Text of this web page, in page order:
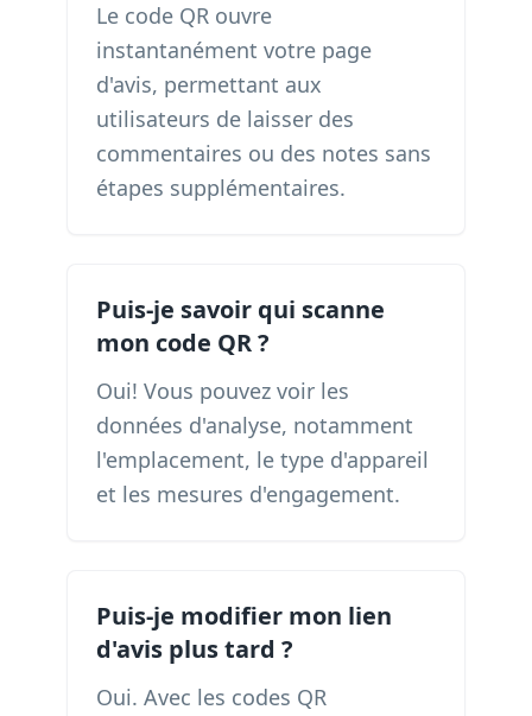
Le code QR ouvre
instantanément votre page
d'avis, permettant aux
utilisateurs de laisser des
commentaires ou des notes sans
étapes supplémentaires.
Puis-je savoir qui scanne
mon code QR ?
Oui! Vous pouvez voir les
données d'analyse, notamment
l'emplacement, le type d'appareil
et les mesures d'engagement.
Puis-je modifier mon lien
d'avis plus tard ?
Oui. Avec les codes QR